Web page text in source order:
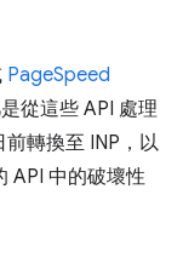
PageSpeed
從這些 API 處理
轉換至 INP，以
API 中的破壞性